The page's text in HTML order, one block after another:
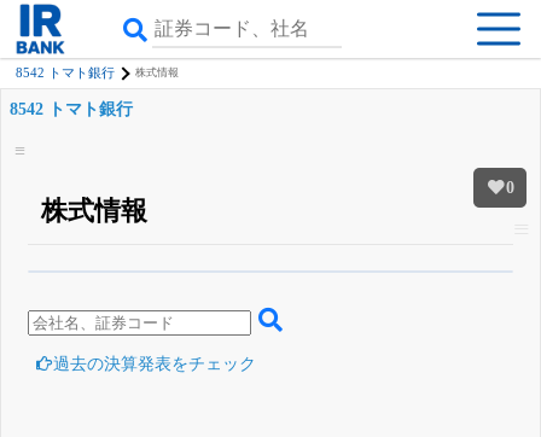
8542 トマト銀行 株式情報
0
8542 トマト銀行
株式情報
詳しく見られる無料でβ版をはじめる
登録すると永久30%OFFと米株版の先行利用も付きます
過去の決算発表をチェック